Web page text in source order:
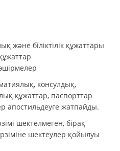
және біліктілік құжаттары
консулдық,
құжаттар, паспорттар
апостильдеуге жатпайды.
шектелмеген, бірақ
шектеулер қойылуы